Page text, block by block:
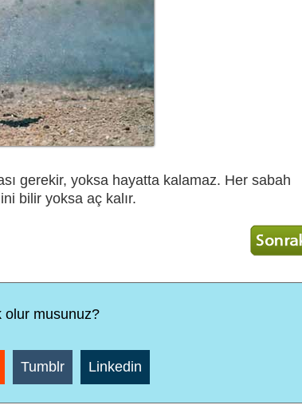
gerekir, yoksa hayatta kalamaz. Her sabah
bilir yoksa aç kalır.
olur musunuz?
Tumblr Linkedin